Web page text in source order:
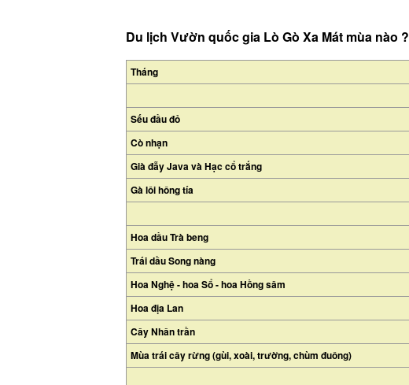
Du lịch Vườn quốc gia Lò Gò Xa Mát mùa nào ?
Tháng
Sếu đầu đỏ
Cò nhạn
Già đẫy Java và Hạc cổ trắng
Gà lôi hông tía
Hoa dầu Trà beng
Trái dầu Song nàng
Hoa Nghệ - hoa Sổ - hoa Hồng sâm
Hoa địa Lan
Cây Nhân trần
Mùa trái cây rừng (gùi, xoài, trường, chùm đuông)